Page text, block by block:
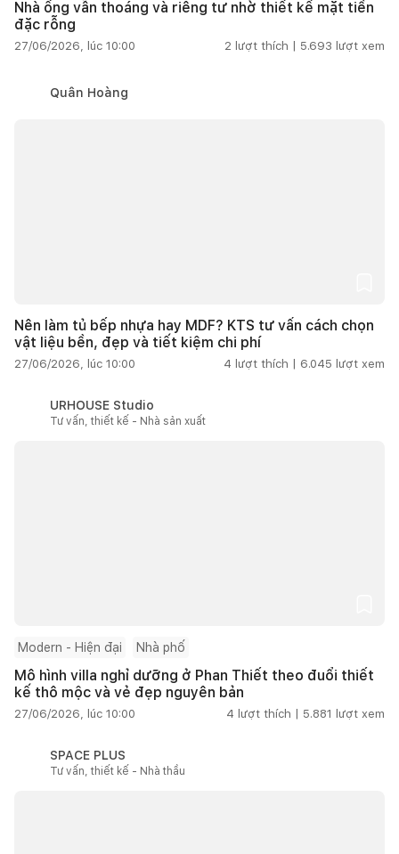
Nhà ống vẫn thoáng và riêng tư nhờ thiết kế mặt tiền
đặc rỗng
27/06/2026, lúc 10:00 2 lượt thích | 5.693 lượt xem
Quân Hoàng
Nên làm tủ bếp nhựa hay MDF? KTS tư vấn cách chọn
vật liệu bền, đẹp và tiết kiệm chi phí
27/06/2026, lúc 10:00 4 lượt thích | 6.045 lượt xem
URHOUSE Studio
Tư vấn, thiết kế - Nhà sản xuất
Modern - Hiện đại Nhà phố
Mô hình villa nghỉ dưỡng ở Phan Thiết theo đuổi thiết
kế thô mộc và vẻ đẹp nguyên bản
27/06/2026, lúc 10:00 4 lượt thích | 5.881 lượt xem
SPACE PLUS
Tư vấn, thiết kế - Nhà thầu